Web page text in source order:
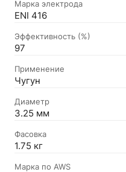
Марка электрода
ENI 416
Эффективность (%)
97
Применение
Чугун
Диаметр
3.25 мм
Фасовка
1.75 кг
Марка по AWS